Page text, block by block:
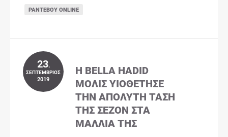
ΡΑΝΤΕΒΟΎ ONLINE
23.
ΣΕΠΤΈΜΒΡΙΟΣ
2019
Η BELLA HADID
ΜΌΛΙΣ ΥΙΟΘΈΤΗΣΕ
ΤΗΝ ΑΠΌΛΥΤΗ ΤΆΣΗ
ΤΗΣ ΣΕΖΌΝ ΣΤΑ
ΜΑΛΛΙΆ ΤΗΣ